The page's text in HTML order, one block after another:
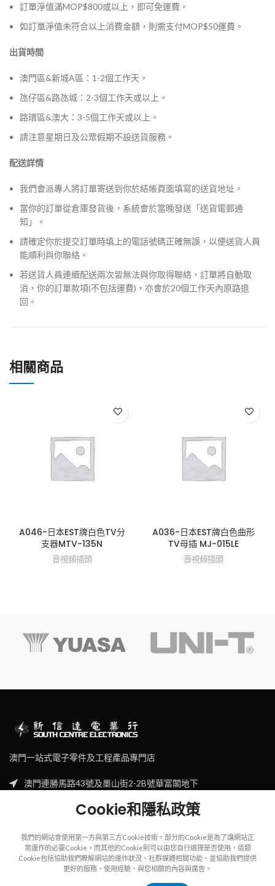
訂單淨值滿MOP$800或以上，即可免運費。
如訂單淨值未符合以上消費金額，則需支付MOP$50運費。
出貨時間
澳門區&新城A區：1-2個工作天。
氹仔區&路氹城：2-3個工作天或以上。
路環區&澳大：3-5個工作天或以上。
請注意星期日及公眾假期不設送貨服務。
配送詳情
我們會派專人將訂單寄送到你於結帳頁面填寫的送貨地址。
當你的訂單從倉庫發貨後，系統會於當晚發送「送貨電郵通
知」。
請確定你於提交訂單時填上的電話號碼正確無誤，以便送貨人員
能順利與你聯絡。
若送貨人員連續配送兩次皆無法與你取得聯絡，訂單將自動取
消，你的訂單款項(不包括運費)，亦會於20個工作天內原路退
回。
相關商品
A046-日本EST牌白色TV分
支器MTV-135N
音視頻插頭
A036-日本EST牌白色曲形
TV母插 MJ-015LE
音視頻插頭
澳門一站式電子零件及工程產品專門店
澳門連勝馬路43號及墨山街2-2B號華富閣地下
2023SOUTH CENTRE ELECTRIONCISAll rights reserved.
Cookie和隱私政策
我們的網站會使用第一方與第三方Cookie技術。部分的Cookie是為了讓網站正
常運作的必要Cookie。而其他的Cookie則可以由您自行選擇是否使用，這類
Cookie包括協助我們瞭解網站的運作狀況、社群媒體相關功能、並協助我們提供
更好的服務、使用經驗、與您相關的內容與廣告。